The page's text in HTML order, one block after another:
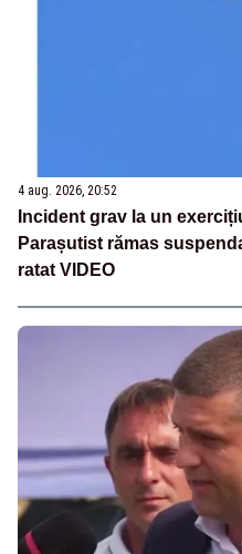
4 aug. 2026, 20:52
Incident grav la un
Parașutist rămas
ratat VIDEO